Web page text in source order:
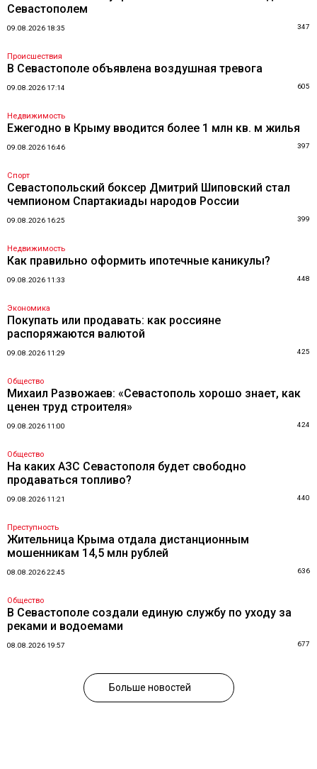
Севастополем
09.08.2026 18:35 347
Происшествия
В Севастополе объявлена воздушная тревога
09.08.2026 17:14 605
Недвижимость
Ежегодно в Крыму вводится более 1 млн кв. м жилья
09.08.2026 16:46 397
Спорт
Севастопольский боксер Дмитрий Шиповский стал
чемпионом Спартакиады народов России
09.08.2026 16:25 399
Недвижимость
Как правильно оформить ипотечные каникулы?
09.08.2026 11:33 448
Экономика
Покупать или продавать: как россияне
распоряжаются валютой
09.08.2026 11:29 425
Общество
Михаил Развожаев: «Севастополь хорошо знает, как
ценен труд строителя»
09.08.2026 11:00 424
Общество
На каких АЗС Севастополя будет свободно
продаваться топливо?
09.08.2026 11:21 440
Преступность
Жительница Крыма отдала дистанционным
мошенникам 14,5 млн рублей
08.08.2026 22:45 636
Общество
В Севастополе создали единую службу по уходу за
реками и водоемами
08.08.2026 19:57 677
Больше новостей